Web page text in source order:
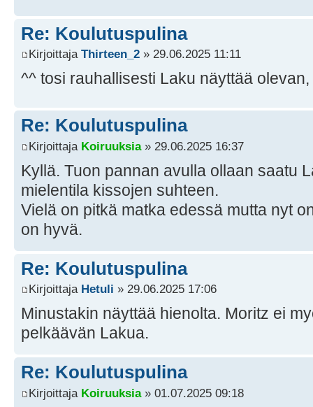
Re: Koulutuspulina
Kirjoittaja Thirteen_2 » 29.06.2025 11:11
^^ tosi rauhallisesti Laku näyttää
Re: Koulutuspulina
Kirjoittaja Koiruuksia» 29.06.2025 16:37
Kyllä. Tuon pannan avulla ollaan saatu
mielentila kissojen suhteen.
Vielä on pitkä matka edessä mutta nyt
on hyvä.
Re: Koulutuspulina
Kirjoittaja Hetuli » 29.06.2025 17:06
Minustakin näyttää hienolta. Moritz ei
pelkäävän Lakua.
Re: Koulutuspulina
Kirjoittaja Koiruuksia» 01.07.2025 09:18